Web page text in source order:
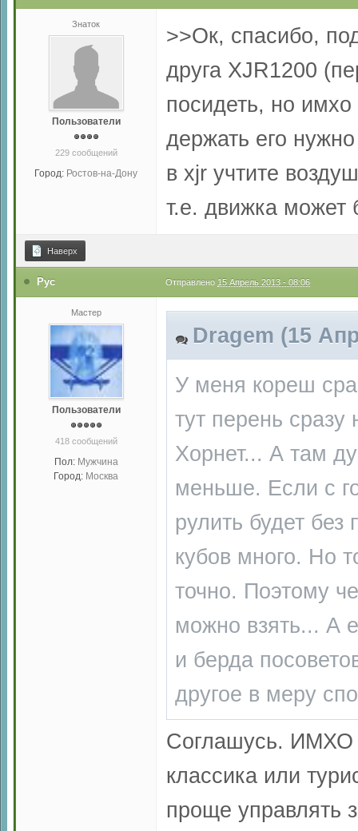
Знаток
Пользователи
229 сообщений
Город: Ростов-на-Дону
>>Ок, спасибо,
друга XJR1200
посидеть, но
держать его
в xjr учтите
т.е. движка может
Наверх
Руc Отправлено 15 Апрель 2013 - 08:06
Мастер
Пользователи
418 сообщений
Пол: Мужчина
Город: Москва
Dragem (15
У меня кореш
тут перень
Хорнет... А там
меньше. Если с
рулить будет
кубов много. Но
точно. Поэтому
можно взять... А
и берда
другое в меру
Соглашусь. ИМХО
классика или
проще управлять